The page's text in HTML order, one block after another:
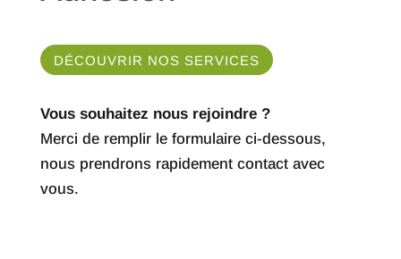
DÉCOUVRIR NOS SERVICES
Vous souhaitez nous rejoindre ?
Merci de remplir le formulaire ci-dessous,
nous prendrons rapidement contact avec
vous.